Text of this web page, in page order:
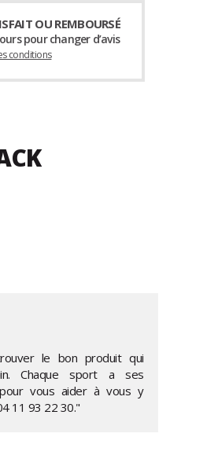
OU REMBOURSÉ
pour changer d’avis
conditions
le bon produit qui
Chaque sport a ses
vous aider à vous y
11 93 22 30."